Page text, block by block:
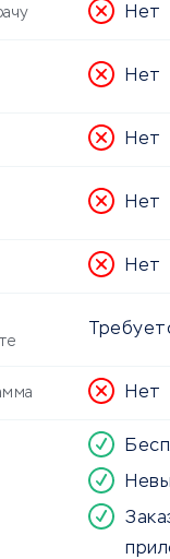
Нет
Нет
Нет
Нет
Нет
Нет